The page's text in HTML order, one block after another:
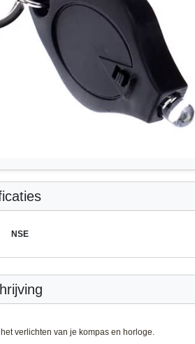
NSE
verlichten van je kompas en horloge.